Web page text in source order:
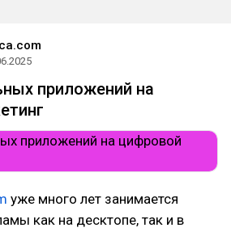
приложений на
уже много лет занимается
как на десктопе, так и в